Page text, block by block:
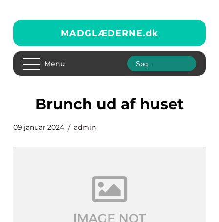
MADGLÆDERNE.dk
Menu
brunch ud af huset
09 januar 2024 admin